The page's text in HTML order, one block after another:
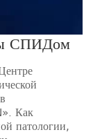
СПИДом
Как
патологии,